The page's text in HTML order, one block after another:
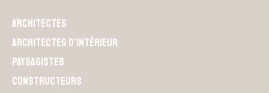
Architectes
Architectes d’intérieur
Paysagistes
Constructeurs